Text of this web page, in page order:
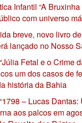
Infantil “A
com universo
breve, novo livro
lançado no Nosso
Fetal e o Crime
um dos casos de
história da Bahia
– Lucas
aos palcos em